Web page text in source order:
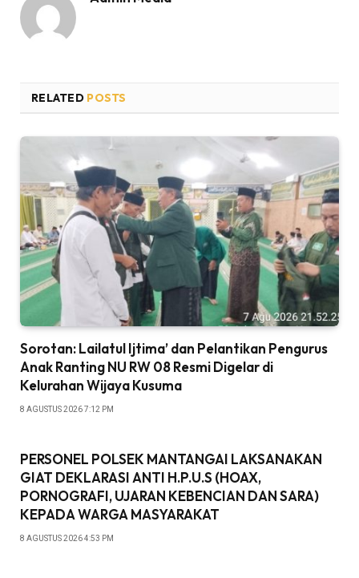
RELATED POSTS
Sorotan: Lailatul Ijtima’ dan Pelantikan Pengurus
Anak Ranting NU RW 08 Resmi Digelar di
Kelurahan Wijaya Kusuma
8 AGUSTUS 2026 7:12 PM
PERSONEL POLSEK MANTANGAI LAKSANAKAN
GIAT DEKLARASI ANTI H.P.U.S (HOAX,
PORNOGRAFI, UJARAN KEBENCIAN DAN SARA)
KEPADA WARGA MASYARAKAT
8 AGUSTUS 2026 4:53 PM